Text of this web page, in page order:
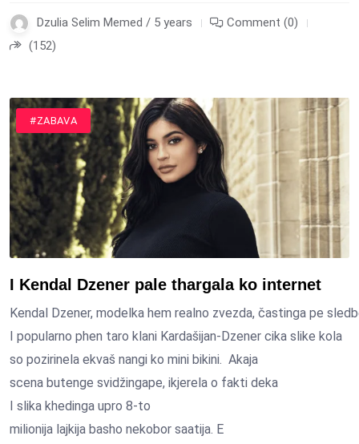
Dzulia Selim Memed / 5 years
Comment (0)
(152)
#ZABAVA
I Kendal Dzener pale thargala ko internet
Kendal Dzener, modelka hem realno zvezda, častinga pe
I popularno phen taro klani Kardašijan-Dzener cika slike kola
so pozirinela ekvaš nangi ko mini bikini. Akaja
scena butenge svidžingape, ikjerela o fakti deka
I slika khedinga upro 8-to
milionija lajkija basho nekobor saatija. E